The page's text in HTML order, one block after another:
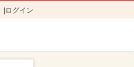
ログイン